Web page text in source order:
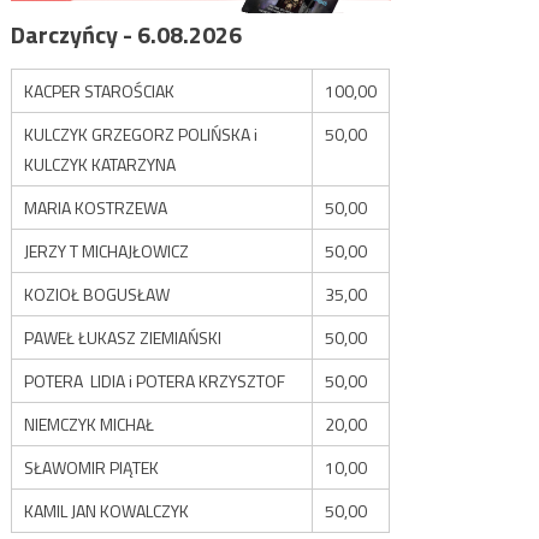
Darczyńcy - 6.08.2026
KACPER STAROŚCIAK
100,00
KULCZYK GRZEGORZ POLIŃSKA i
KULCZYK KATARZYNA
50,00
MARIA KOSTRZEWA
50,00
JERZY T MICHAJŁOWICZ
50,00
KOZIOŁ BOGUSŁAW
35,00
PAWEŁ ŁUKASZ ZIEMIAŃSKI
50,00
POTERA LIDIA i POTERA KRZYSZTOF
50,00
NIEMCZYK MICHAŁ
20,00
SŁAWOMIR PIĄTEK
10,00
KAMIL JAN KOWALCZYK
50,00